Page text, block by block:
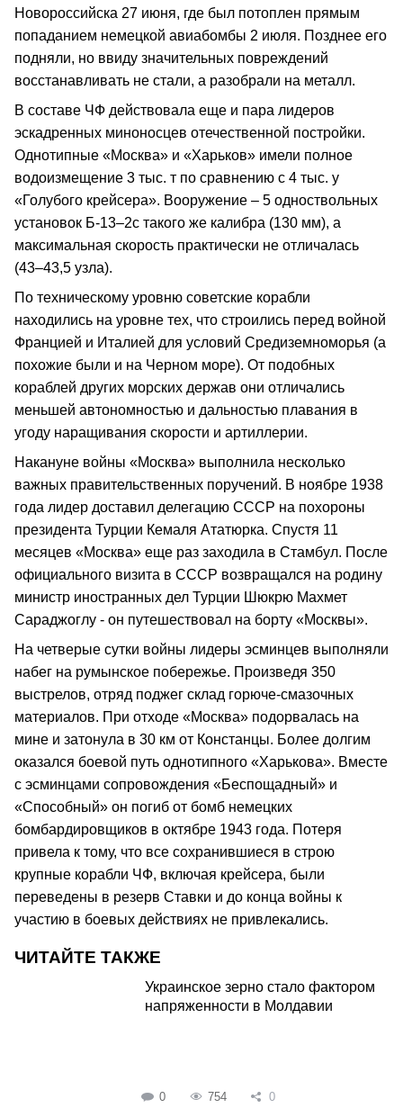
Новороссийска 27 июня, где был потоплен прямым
попаданием немецкой авиабомбы 2 июля. Позднее его
подняли, но ввиду значительных повреждений
восстанавливать не стали, а разобрали на металл.
В составе ЧФ действовала еще и пара лидеров
эскадренных миноносцев отечественной постройки.
Однотипные «Москва» и «Харьков» имели полное
водоизмещение 3 тыс. т по сравнению с 4 тыс. у
«Голубого крейсера». Вооружение – 5 одноствольных
установок Б-13–2с такого же калибра (130 мм), а
максимальная скорость практически не отличалась
(43–43,5 узла).
По техническому уровню советские корабли
находились на уровне тех, что строились перед войной
Францией и Италией для условий Средиземноморья (а
похожие были и на Черном море). От подобных
кораблей других морских держав они отличались
меньшей автономностью и дальностью плавания в
угоду наращивания скорости и артиллерии.
Накануне войны «Москва» выполнила несколько
важных правительственных поручений. В ноябре 1938
года лидер доставил делегацию СССР на похороны
президента Турции Кемаля Ататюрка. Спустя 11
месяцев «Москва» еще раз заходила в Стамбул. После
официального визита в СССР возвращался на родину
министр иностранных дел Турции Шюкрю Махмет
Сараджоглу - он путешествовал на борту «Москвы».
На четверые сутки войны лидеры эсминцев выполняли
набег на румынское побережье. Произведя 350
выстрелов, отряд поджег склад горюче-смазочных
материалов. При отходе «Москва» подорвалась на
мине и затонула в 30 км от Констанцы. Более долгим
оказался боевой путь однотипного «Харькова». Вместе
с эсминцами сопровождения «Беспощадный» и
«Способный» он погиб от бомб немецких
бомбардировщиков в октябре 1943 года. Потеря
привела к тому, что все сохранившиеся в строю
крупные корабли ЧФ, включая крейсера, были
переведены в резерв Ставки и до конца войны к
участию в боевых действиях не привлекались.
ЧИТАЙТЕ ТАКЖЕ
Украинское зерно стало фактором
напряженности в Молдавии
0 754 0